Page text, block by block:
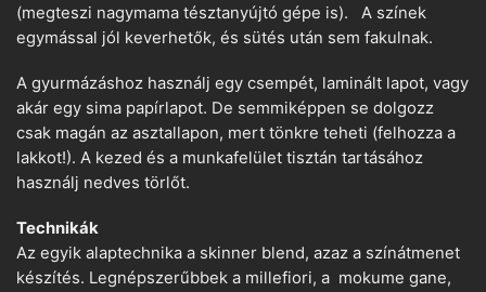
(megteszi nagymama tésztanyújtó gépe is). A színek
egymással jól keverhetők, és sütés után sem fakulnak.
A gyurmázáshoz használj egy csempét, laminált lapot, vagy
akár egy sima papírlapot. De semmiképpen se dolgozz
csak magán az asztallapon, mert tönkre teheti (felhozza a
lakkot!). A kezed és a munkafelület tisztán tartásához
használj nedves törlőt.
Technikák
Az egyik alaptechnika a skinner blend, azaz a színátmenet
készítés. Legnépszerűbbek a millefiori, a mokume gane,